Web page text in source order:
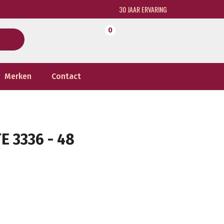
30 JAAR ERVARING
0
Merken Contact
3336 - 48